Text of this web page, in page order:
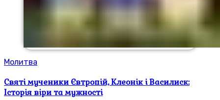
Молитва
Святі мученики Євтропій, Клеонік і Василиск:
Історія віри та мужності